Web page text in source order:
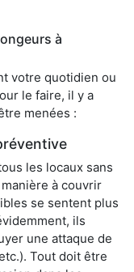
à
votre quotidien ou
le faire, il y a
menées :
les locaux sans
à couvrir
se sentent plus
ils
une attaque de
Tout doit être